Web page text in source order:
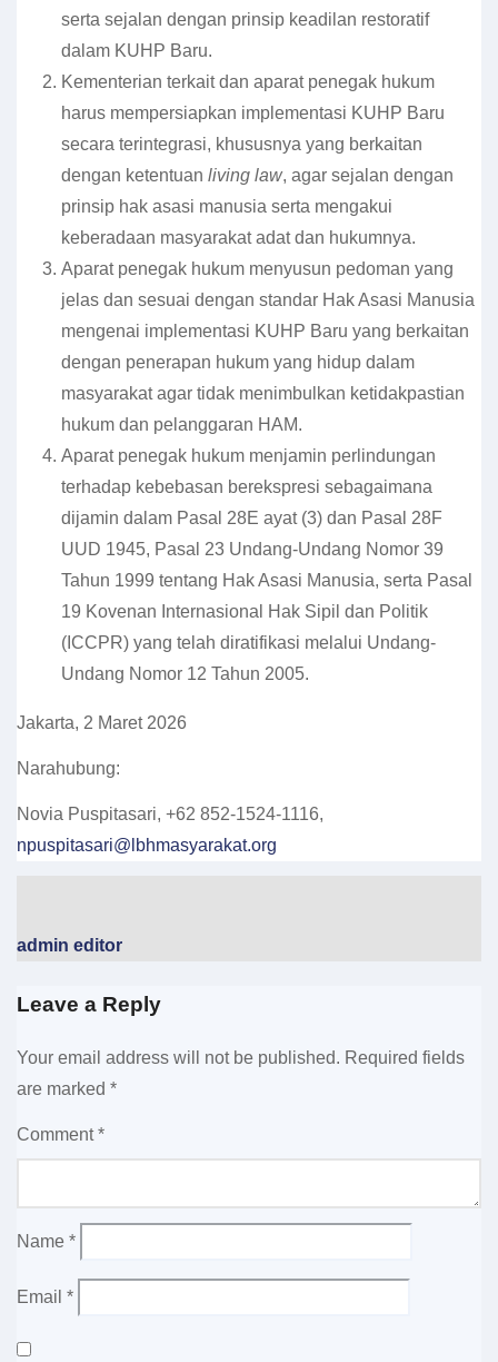
serta sejalan dengan prinsip keadilan restoratif
dalam KUHP Baru.
Kementerian terkait dan aparat penegak hukum
harus mempersiapkan implementasi KUHP Baru
secara terintegrasi, khususnya yang berkaitan
dengan ketentuan living law, agar sejalan dengan
prinsip hak asasi manusia serta mengakui
keberadaan masyarakat adat dan hukumnya.
Aparat penegak hukum menyusun pedoman yang
jelas dan sesuai dengan standar Hak Asasi Manusia
mengenai implementasi KUHP Baru yang berkaitan
dengan penerapan hukum yang hidup dalam
masyarakat agar tidak menimbulkan ketidakpastian
hukum dan pelanggaran HAM.
Aparat penegak hukum menjamin perlindungan
terhadap kebebasan berekspresi sebagaimana
dijamin dalam Pasal 28E ayat (3) dan Pasal 28F
UUD 1945, Pasal 23 Undang-Undang Nomor 39
Tahun 1999 tentang Hak Asasi Manusia, serta Pasal
19 Kovenan Internasional Hak Sipil dan Politik
(ICCPR) yang telah diratifikasi melalui Undang-
Undang Nomor 12 Tahun 2005.
Jakarta, 2 Maret 2026
Narahubung:
Novia Puspitasari, +62 852-1524-1116,
npuspitasari@lbhmasyarakat.org
admin editor
Leave a Reply
Your email address will not be published. Required fields
are marked *
Comment*
Name *
Email *